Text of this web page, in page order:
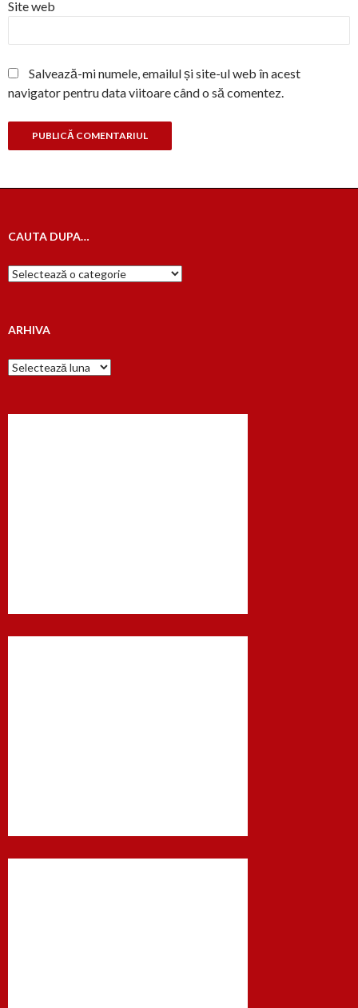
Site web
Salvează-mi numele, emailul și site-ul web în acest
navigator pentru data viitoare când o să comentez.
CAUTA DUPA…
Cauta
dupa…
ARHIVA
Arhiva